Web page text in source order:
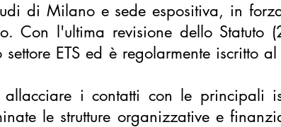
di Milano e sede espositiva, in
Con l'ultima revisione dello Statuto
ETS ed è regolarmente iscritto al
i contatti con le principali
le strutture organizzative e